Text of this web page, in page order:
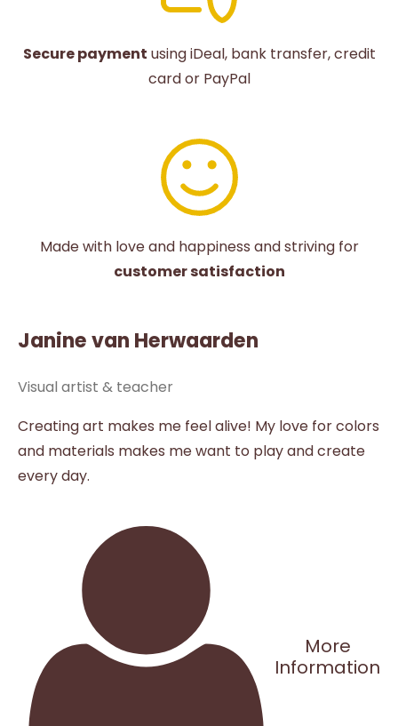
Secure payment using iDeal, bank transfer, credit
card or PayPal
Made with love and happiness and striving for
customer satisfaction
Janine van Herwaarden
Visual artist & teacher
Creating art makes me feel alive! My love for colors
and materials makes me want to play and create
every day.
More
Information